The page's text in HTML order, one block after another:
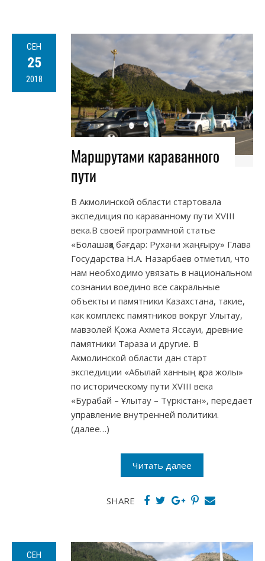
СЕН
25
2018
Маршрутами караванного
пути
В Акмолинской области стартовала
экспедиция по караванному пути ХVІІІ
века.В своей программной статье
«Болашаққа бағдар: Рухани жаңғыру» Глава
Государства Н.А. Назарбаев отметил, что
нам необходимо увязать в национальном
сознании воедино все сакральные
объекты и памятники Казахстана, такие,
как комплекс памятников вокруг Улытау,
мавзолей Қожа Ахмета Яссауи, древние
памятники Тараза и другие. В
Акмолинской области дан старт
экспедиции «Абылай ханның қара жолы»
по историческому пути ХVІІІ века
«Бурабай – Ұлытау – Түркістан», передает
управление внутренней политики.
(далее…)
Читать далее
SHARE
СЕН